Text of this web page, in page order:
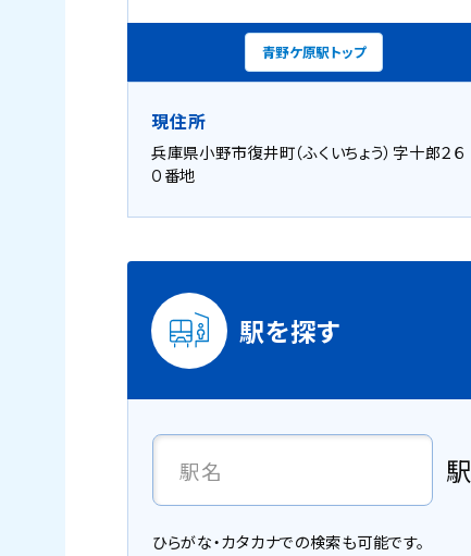
青野ケ原駅トップ
現住所
兵庫県小野市復井町（ふくいちょう）字十郎２６
０番地
駅を探す
駅
ひらがな・カタカナでの検索も可能です。